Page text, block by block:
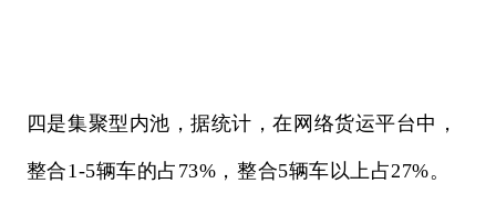
四是集聚型内池，据统计，在网络货运平台中，
整合1-5辆车的占73%，整合5辆车以上占27%。